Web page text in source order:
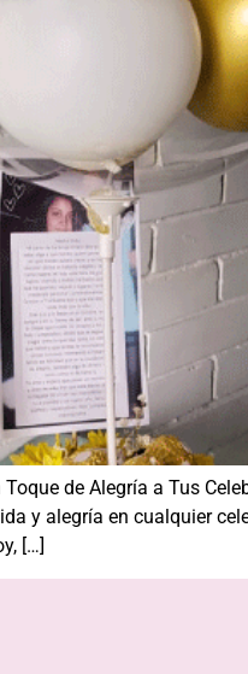
de Alegría a Tus
y alegría en cualquier
[…]